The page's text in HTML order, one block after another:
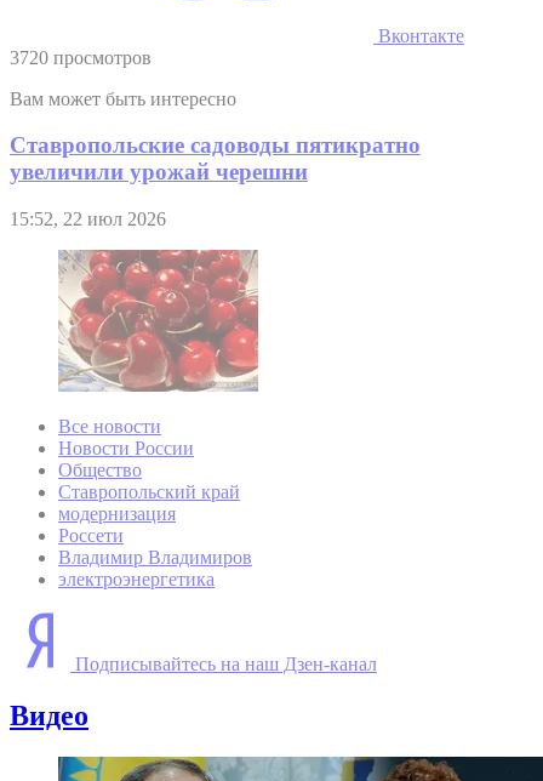
Вконтакте
3720 просмотров
Вам может быть интересно
Ставропольские садоводы пятикратно
увеличили урожай черешни
15:52, 22 июл 2026
Все новости
Новости России
Общество
Ставропольский край
модернизация
Россети
Владимир Владимиров
электроэнергетика
Подписывайтесь на наш Дзен-канал
Видео